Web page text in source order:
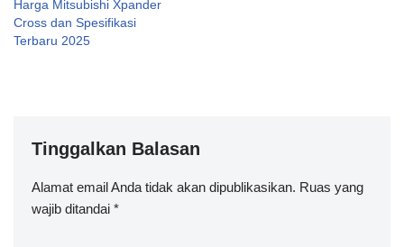
Harga Mitsubishi Xpander
Cross dan Spesifikasi
Terbaru 2025
Tinggalkan Balasan
Alamat email Anda tidak akan dipublikasikan. Ruas yang
wajib ditandai *
A
lt